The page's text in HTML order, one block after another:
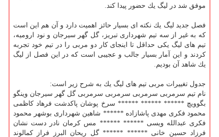
موفق شد در لیگ یك حضور پیدا كند.
فصل جدید لیگ یك نكته ای بسیار حائز اهمیت دارد و آن هم این است
كه به غیر از سه تیم شهرداری تبریز، گل گهر سیرجان و نود ارومیه،
تیم های لیگ یكی حداقل تا اینجای كار دو مربی را در تیم خود تجربه
كردند و این آمار بسیار جالب و عجیبی است كه در این فصل از لیگ
یك شاهد آن بودیم.
جدول تغییرات مربی تیم های لیگ یك به شرح زیر است:
نام تیم سرمربی سرمربی سرمربی سرمربی گل گهر سیرجان وینگو
بگوویچ ****** ****** ****** سرخ پوشان پاكدشت فرهاد كاظمی
محمود فكری مهدی پاشازاده ****** شاهین شهرداری بوشهر محمود
فكری عبدالله ویسی ****** ****** مس كرمان نادر دست نشان
فرزاد حسین خانی ****** ****** گل ریحان البرز فراز كمالوند